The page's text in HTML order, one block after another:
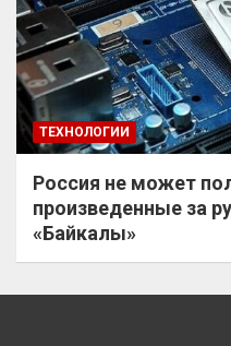
ТЕХНОЛОГИИ
Россия не может
произведенные за
«Байкалы»